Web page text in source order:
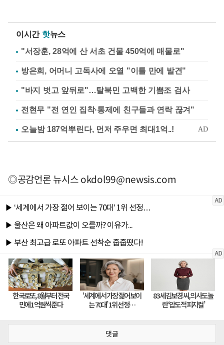
이시간 핫뉴스
"서장훈, 28억에 산 서초 건물 450억에 매물로"
방은희, 어머니 고독사에 오열 "이틀 만에 발견"
"바지 벗고 앞뒤로"…탈북민 고백한 기쁨조 검사
전현무 "전 연인 집착·통제에 친구들과 연락 끊겨"
◎공감언론 뉴시스okdol99@newsis.com
댓글